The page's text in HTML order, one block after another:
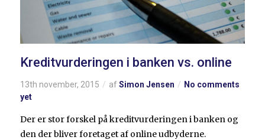
Kreditvurderingen i banken vs. online
13th november, 2015 afSimon Jensen
No comments
yet
Der er stor forskel på kreditvurderingen i banken og
den der bliver foretaget af online udbyderne.